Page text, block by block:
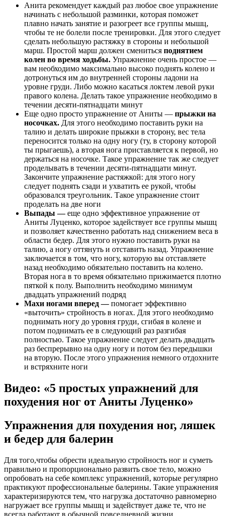
Анита рекомендует каждый раз любое свое упражнение
начинать с небольшой разминки, которая поможет
плавно начать занятие и разогреет все группы мышц,
чтобы те не болели после тренировки. Для этого следует
сделать небольшую растяжку в стороны и небольшой
марш. Простой марш должен смениться поднятием
колен во время ходьбы. Упражнение очень простое —
вам необходимо максимально высоко поднять колено и
дотронуться им до внутренней стороны ладони на
уровне груди. Либо можно касаться локтем левой руки
правого колена. Делать такое упражнение необходимо в
течении десяти-пятнадцати минут
Еще одно просто упражнение от Аниты — прыжки на
носочках. Для этого необходимо поставить руки на
талию и делать широкие прыжки в сторону, вес тела
переносится только на одну ногу (ту, в сторону которой
ты прыгаешь), а вторая нога приставляется к первой, но
держаться на носочке. Такое упражнение так же следует
проделывать в течении десяти-пятнадцати минут.
Закончите упражнение растяжкой: для этого ногу
следует поднять сзади и ухватить ее рукой, чтобы
образовался треугольник. Такое упражнение стоит
проделать на две ноги
Выпады —еще одно эффективное упражнение от
Аниты Луценко, которое задействует все группы мышц
и позволяет качественно работать над снижением веса в
области бедер. Для этого нужно поставить руки на
талию, а ногу оттянуть и отставить назад. Упражнение
заключается в том, что ногу, которую вы отставляете
назад необходимо обязательно поставить на колено.
Вторая нога в то время обязательно прижимается плотно
пяткой к полу. Выполнить необходимо минимум
двадцать упражнений подряд
Махи ногами вперед —помогает эффективно
«выточить» стройность в ногах. Для этого необходимо
поднимать ногу до уровня груди, сгибая в колене и
потом поднимать ее в следующий раз разгибая
полностью. Такое упражнение следует делать двадцать
раз беспрерывно на одну ногу и потом без передышки
на вторую. После этого упражнения немного отдохните
и встряхните ноги
Видео: «5 простых упражнений для
похудения ног от Аниты Луценко»
Упражнения для похудения ног, ляшек
и бедер для балерин
Для того,чтобы обрести идеальную стройность ног и суметь
правильно и пропорционально развить свое тело, можно
опробовать на себе комплекс упражнений, которые регулярно
практикуют профессиональные балерины. Такие упражнения
характеризируются тем, что нагрузка достаточно равномерно
нагружает все группы мышц и задействует даже те, что не
всегда работают в обычной повседневной жизни.